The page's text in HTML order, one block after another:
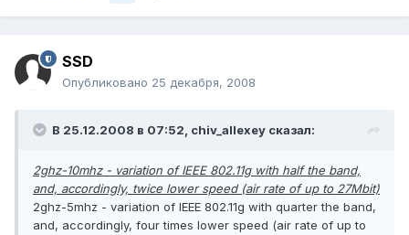
SSD
Опубликовано 25 декабря, 2008
В 25.12.2008 в 07:52, chiv_allexey сказал:
2ghz-10mhz - variation of IEEE 802.11g with half the band,
and, accordingly, twice lower speed (air rate of up to 27Mbit)
2ghz-5mhz - variation of IEEE 802.11g with quarter the band,
and, accordingly, four times lower speed (air rate of up to